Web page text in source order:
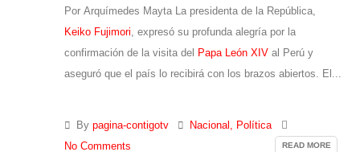
inmediaciones del kilómetro 107 de la vía férrea hacia
Machu Picchu obligó a suspender temporalmente el tránsito
de trenes como medida de seguridad. La emergencia afecta
uno de los principales...
By pagina-contigotv Cultura, Nacional
No Comments
READ MORE